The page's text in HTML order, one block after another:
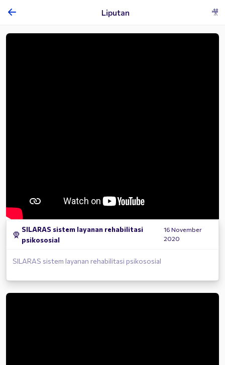
Liputan 🎥
🧕
SILARAS sistem layanan rehabilitasi
psikososial
16 November
2020
SILARAS sistem layanan rehabilitasi psikososial